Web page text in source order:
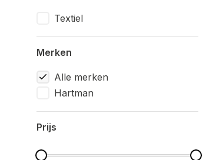
Textiel
Merken
Alle merken
Hartman
Prijs